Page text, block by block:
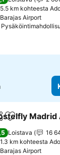
5.5 km kohteesta
Barajas Airport
Lisää
Loistava
16
1.3 km kohteesta
Barajas Airport